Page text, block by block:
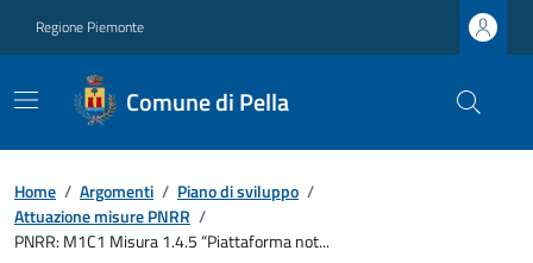
Regione Piemonte
Comune di Pella
Home / Argomenti / Piano di sviluppo /
Attuazione misure PNRR /
PNRR: M1C1 Misura 1.4.5 “Piattaforma not...